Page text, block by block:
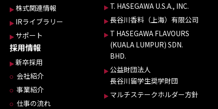
株式関連情報
IRライブラリー
サポート
採用情報
新卒採用
会社紹介
事業紹介
仕事の流れ
T. HASEGAWA U.S.A., INC.
長谷川香料（上海）有限公司
T HASEGAWA FLAVOURS
(KUALA LUMPUR) SDN.
BHD.
公益財団法人
長谷川留学生奨学財団
マルチステークホルダー方針